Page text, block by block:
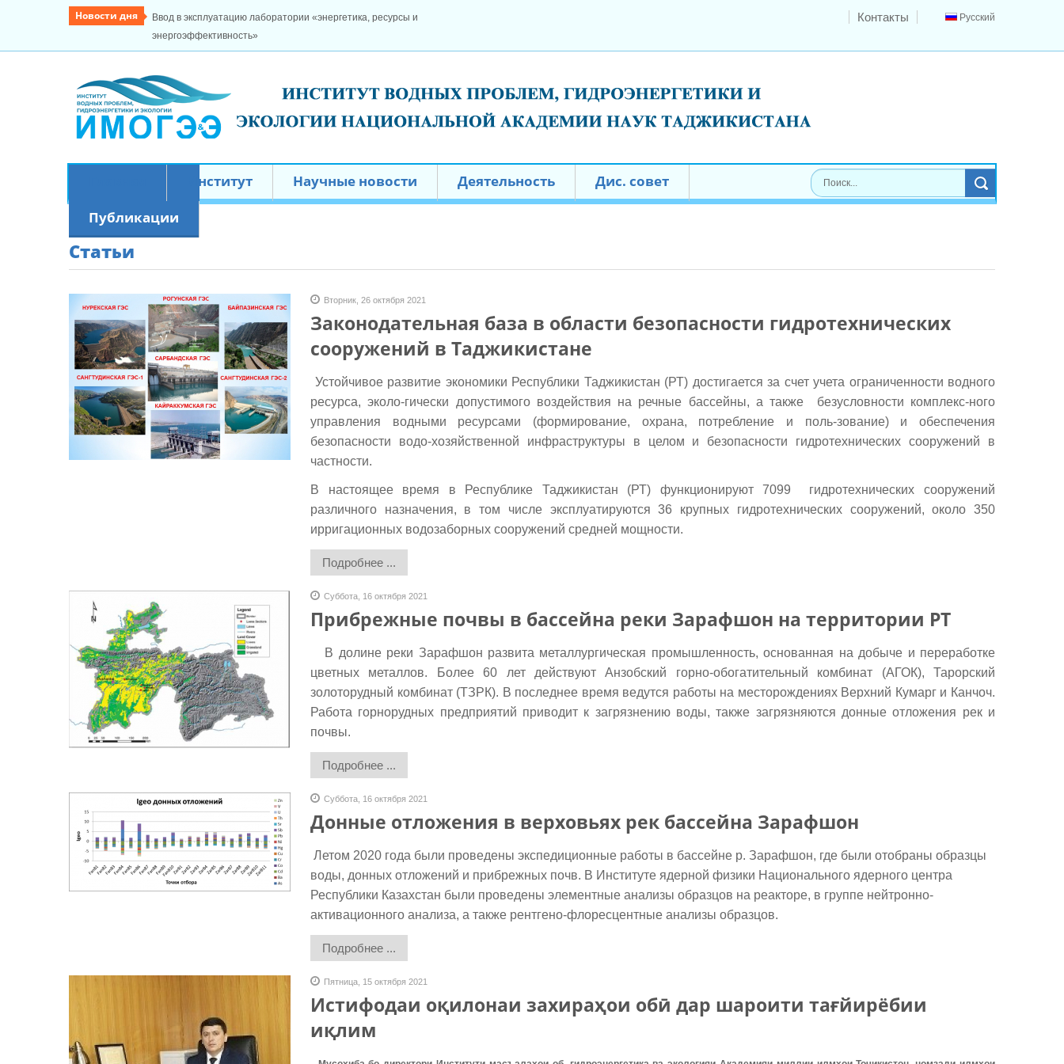
Новости дня
Ввод в эксплуатацию лаборатории «энергетика, ресурсы и
энергоэффективность»
Русский
Контакты
Институт Научные новости Деятельность
Дис. совет
Публикации
Статьи
Вторник, 26 октября 2021
Законодательная база в области безопасности гидротехнических
сооружений в Таджикистане
Устойчивое развитие экономики Республики Таджикистан (РТ) достигается за счет учета ограниченности водного
ресурса, эколо-гически допустимого воздействия на речные бассейны, а также безусловности комплекс-ного
управления водными ресурсами (формирование, охрана, потребление и поль-зование) и обеспечения
безопасности водо-хозяйственной инфраструктуры в целом и безопасности гидротехнических сооружений в
частности.
В настоящее время в Республике Таджикистан (РТ) функционируют 7099 гидротехнических сооружений
различного назначения, в том числе эксплуатируются 36 крупных гидротехнических сооружений, около 350
ирригационных водозаборных сооружений средней мощности.
Подробнее ...
Суббота, 16 октября 2021
Прибрежные почвы в бассейна реки Зарафшон на территории РТ
В долине реки Зарафшон развита металлургическая промышленность, основанная на добыче и переработке
цветных металлов. Более 60 лет действуют Анзобский горно-обогатительный комбинат (АГОК), Тарорский
золоторудный комбинат (ТЗРК). В последнее время ведутся работы на месторождениях Верхний Кумарг и Канчоч.
Работа горнорудных предприятий приводит к загрязнению воды, также загрязняются донные отложения рек и
почвы.
Подробнее ...
Суббота, 16 октября 2021
Донные отложения в верховьях рек бассейна Зарафшон
Летом 2020 года были проведены экспедиционные работы в бассейне р. Зарафшон, где были отобраны образцы
воды, донных отложений и прибрежных почв. В Институте ядерной физики Национального ядерного центра
Республики Казахстан были проведены элементные анализы образцов на реакторе, в группе нейтронно-
активационного анализа, а также рентгено-флоресцентные анализы образцов.
Подробнее ...
Пятница, 15 октября 2021
Истифодаи оқилонаи захираҳои обӣ дар шароити тағйирёбии
иқлим